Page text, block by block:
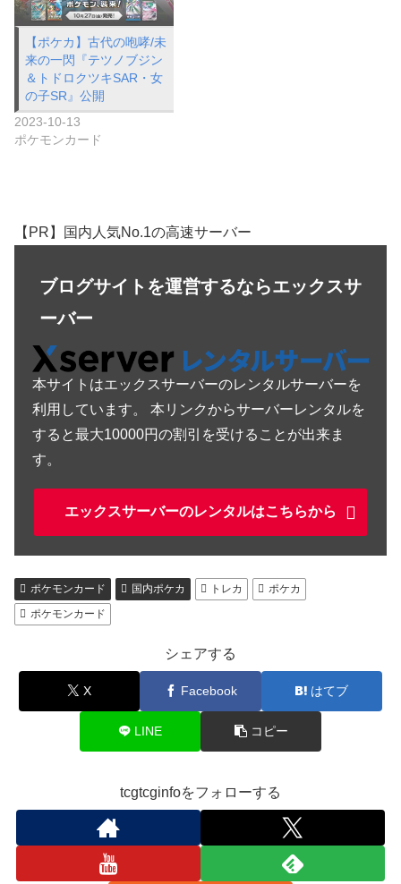
【ポケカ】古代の咆哮/未
来の一閃『テツノブジン
＆トドロクツキSAR・女
の子SR』公開
2023-10-13
ポケモンカード
【PR】国内人気No.1の高速サーバー
ブログサイトを運営するならエックスサ
ーバー
本サイトはエックスサーバーのレンタルサーバーを
利用しています。 本リンクからサーバーレンタルを
すると最大10000円の割引を受けることが出来ま
す。
エックスサーバーのレンタルはこちらから
ポケモンカード 国内ポケカ トレカ
ポケカ
ポケモンカード
シェアする
X Facebook はてブ
LINE コピー
tcgtcginfoをフォローする